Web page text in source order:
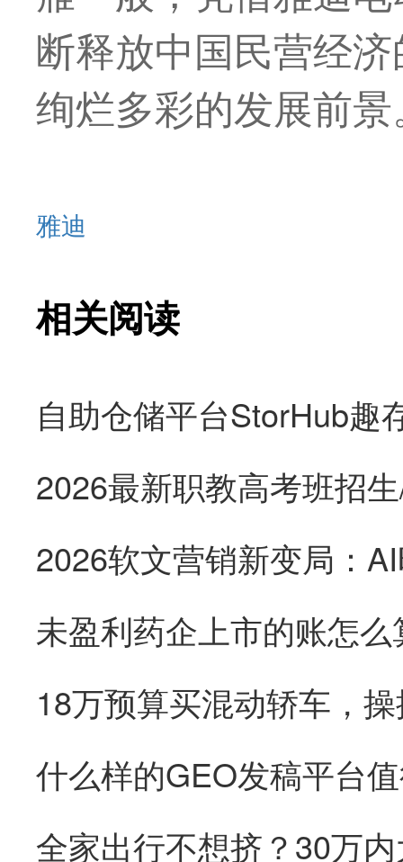
断释放中国民营经
绚烂多彩的发展前
雅迪
相关阅读
未盈利药企上市的账怎
18万预算买混动轿车，
全家出行不想挤？30万